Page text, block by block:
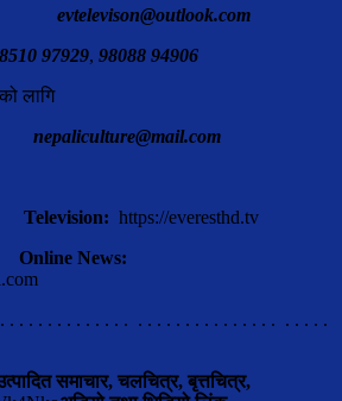
evtelevison@outlook.com
97929, 98088 94906
लागि
https://everesthd.tv
. . . . . . . . . . . . . . . . . . . . . . . . . . . . . . . .
समाचार, चलचित्र, बृत्तचित्र,